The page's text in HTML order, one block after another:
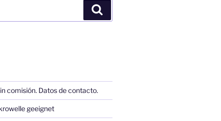
comisión. Datos de contacto.
geeignet